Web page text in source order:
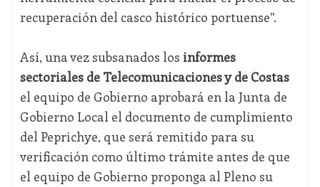
recuperación del casco histórico portuense”.
Así, una vez subsanados los informes
sectoriales de Telecomunicaciones y de Costas
el equipo de Gobierno aprobará en la Junta de
Gobierno Local el documento de cumplimiento
del Peprichye, que será remitido para su
verificación como último trámite antes de que
el equipo de Gobierno proponga al Pleno su